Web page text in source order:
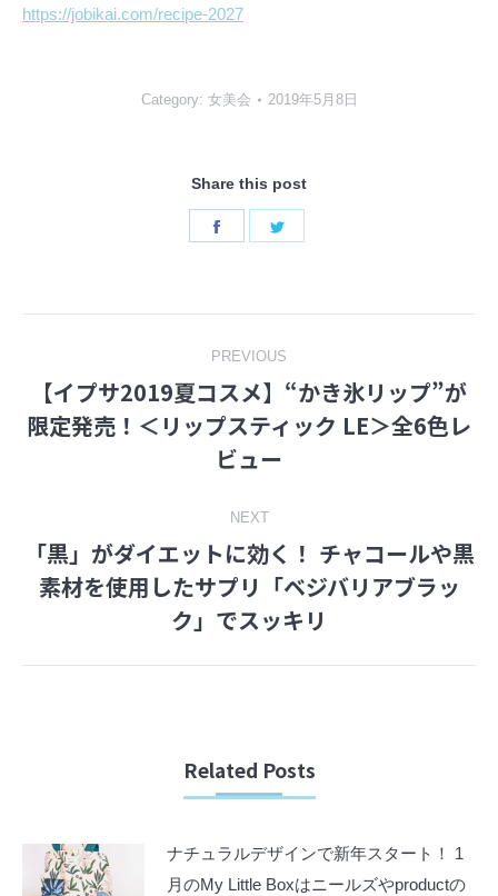
https://jobikai.com/recipe-2027
Category: 女美会 2019年5月8日
Share this post
Share
navigation
PREVIOUS
Previous
post:
【イプサ2019夏コスメ】“かき氷リップ”が
限定発売！＜リップスティック LE＞全6色レ
ビュー
NEXT
Next
post:
「黒」がダイエットに効く！ チャコールや黒
素材を使用したサプリ「ベジバリアブラッ
ク」でスッキリ
Related Posts
ナチュラルデザインで新年スタート！ 1
月のMy Little Boxはニールズやproductの